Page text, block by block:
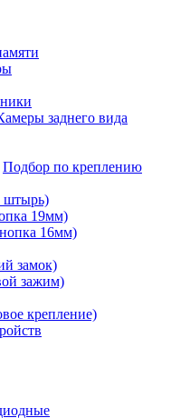
заднего вида
Подбор по креплению
штырь)
19мм)
16мм)
замок)
зажим)
крепление)